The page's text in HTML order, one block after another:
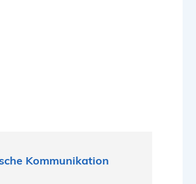
Kommunikation